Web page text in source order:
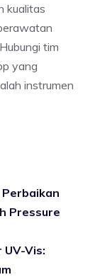
kualitas
tim
yang
instrumen
Pressure
Vis: